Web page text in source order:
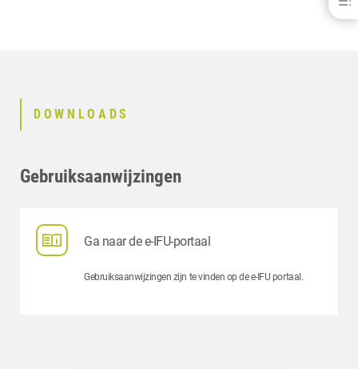
DOWNLOADS
Gebruiksaanwijzingen
Ga naar de e-IFU-portaal
Gebruiksaanwijzingen zijn te vinden op de e-IFU portaal.